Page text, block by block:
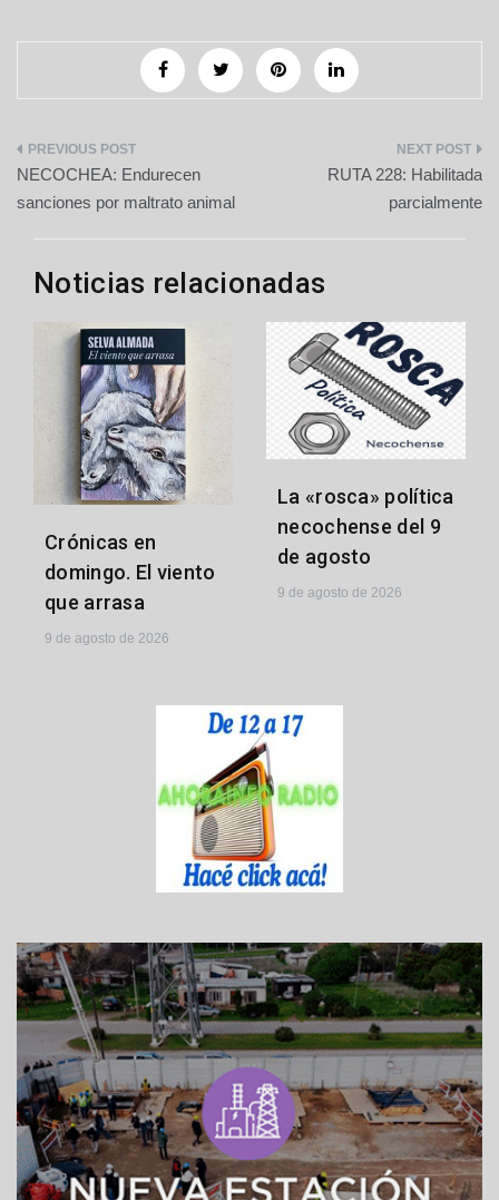
Navegación
de
entradas
NECOCHEA: Endurecen
sanciones por maltrato animal
RUTA 228: Habilitada
parcialmente
Noticias relacionadas
Crónicas en
domingo. El viento
que arrasa
9 de agosto de 2026
La «rosca» política
necochense del 9
de agosto
9 de agosto de 2026